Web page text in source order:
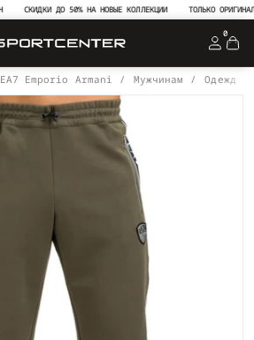
СКИДКИ ДО 50% НА НОВЫЕ КОЛЛЕКЦИИ ТОЛЬКО
0
EA7 Emporio Armani Мужчинам Одежда